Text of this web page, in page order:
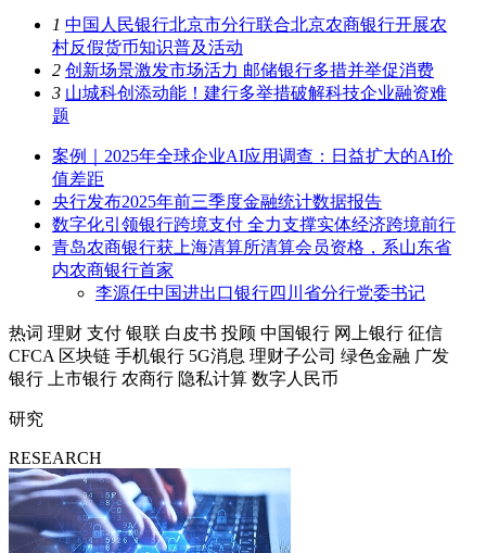
1 中国人民银行北京市分行联合北京农商银行开展农
村反假货币知识普及活动
2 创新场景激发市场活力 邮储银行多措并举促消费
3 山城科创添动能！建行多举措破解科技企业融资难
题
案例｜2025年全球企业AI应用调查：日益扩大的AI价
值差距
央行发布2025年前三季度金融统计数据报告
数字化引领银行跨境支付 全力支撑实体经济跨境前行
青岛农商银行获上海清算所清算会员资格，系山东省
内农商银行首家
李源任中国进出口银行四川省分行党委书记
热词 理财 支付 银联 白皮书 投顾 中国银行 网上银行 征信
CFCA 区块链 手机银行 5G消息 理财子公司 绿色金融 广发
银行
上市银行 农商行 隐私计算 数字人民币
研究
RESEARCH